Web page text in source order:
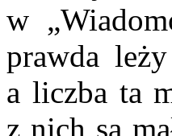
w
prawda
a liczba ta
z nich są